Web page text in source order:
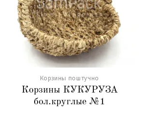
Корзины поштучно
Корзины КУКУРУЗА
бол.круглые №1